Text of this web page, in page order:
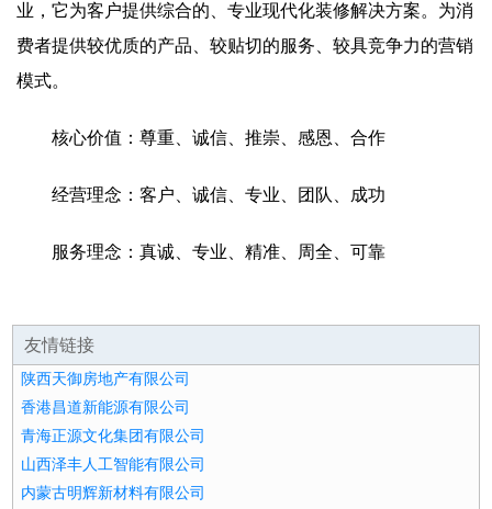
业，它为客户提供综合的、专业现代化装修解决方案。为消
费者提供较优质的产品、较贴切的服务、较具竞争力的营销
模式。
核心价值：尊重、诚信、推崇、感恩、合作
经营理念：客户、诚信、专业、团队、成功
服务理念：真诚、专业、精准、周全、可靠
友情链接
陕西天御房地产有限公司
香港昌道新能源有限公司
青海正源文化集团有限公司
山西泽丰人工智能有限公司
内蒙古明辉新材料有限公司